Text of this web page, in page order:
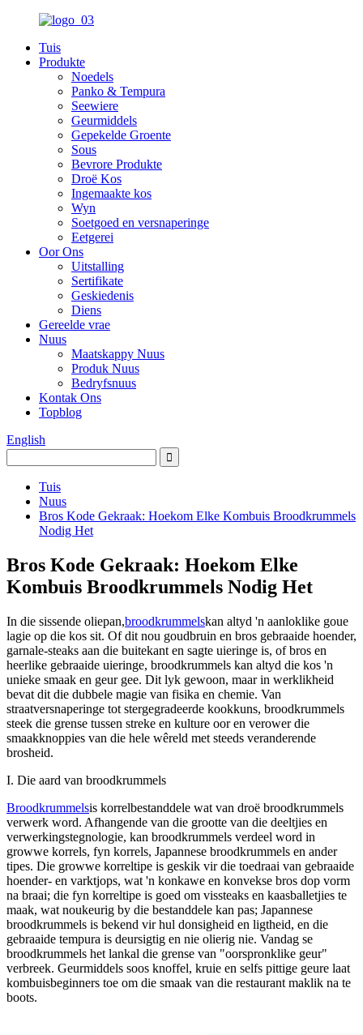
Tuis
Produkte
Noedels
Panko & Tempura
Seewiere
Geurmiddels
Gepekelde Groente
Sous
Bevrore Produkte
Droë Kos
Ingemaakte kos
Wyn
Soetgoed en versnaperinge
Eetgerei
Oor Ons
Uitstalling
Sertifikate
Geskiedenis
Diens
Gereelde vrae
Nuus
Maatskappy Nuus
Produk Nuus
Bedryfsnuus
Kontak Ons
Topblog
English
Tuis
Nuus
Bros Kode Gekraak: Hoekom Elke Kombuis Broodkrummels
Nodig Het
Bros Kode Gekraak: Hoekom Elke
Kombuis Broodkrummels Nodig Het
In die sissende oliepan,broodkrummelskan altyd 'n aanloklike goue
lagie op die kos sit. Of dit nou goudbruin en bros gebraaide hoender,
garnale-steaks aan die buitekant en sagte uieringe is, of bros en
heerlike gebraaide uieringe, broodkrummels kan altyd die kos 'n
unieke smaak en geur gee. Dit lyk gewoon, maar in werklikheid
bevat dit die dubbele magie van fisika en chemie. Van
straatversnaperinge tot stergegradeerde kookkuns, broodkrummels
steek die grense tussen streke en kulture oor en verower die
smaakknoppies van die hele wêreld met steeds veranderende
brosheid.
I. Die aard van broodkrummels
Broodkrummelsis korrelbestanddele wat van droë broodkrummels
verwerk word. Afhangende van die grootte van die deeltjies en
verwerkingstegnologie, kan broodkrummels verdeel word in
growwe korrels, fyn korrels, Japannese broodkrummels en ander
tipes. Die growwe korreltipe is geskik vir die toedraai van gebraaide
hoender- en varktjops, wat 'n konkawe en konvekse bros dop vorm
na braai; die fyn korreltipe is goed om vissteaks en kaasballetjies te
maak, wat noukeurig by die bestanddele kan pas; Japannese
broodkrummels is bekend vir hul donsigheid en ligtheid, en die
gebraaide tempura is deursigtig en nie olierig nie. Vandag se
broodkrummels het lankal die grense van "oorspronklike geur" ​​
verbreek. Geurmiddels soos knoffel, kruie en selfs pittige geure laat
kombuisbeginners toe om die smaak van die restaurant maklik na te
boots.